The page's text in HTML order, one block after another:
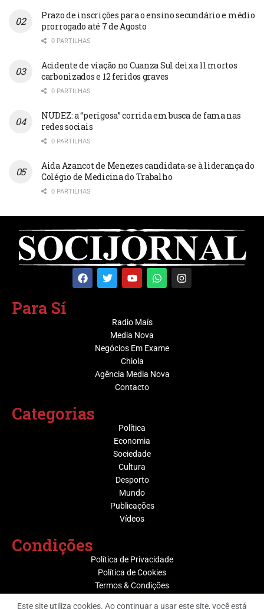
Prazo de inscrições para o ensino secundário e médio
prorrogado até 7 de Agosto
0 PARTILHAS
Acidente de viação no Cuanza Sul deixa 11 mortos
carbonizados e 12 feridos graves
0 PARTILHAS
NUDEZ: a “perigosa” corrida em busca de fama nas
redes sociais
0 PARTILHAS
Aida Azancot de Menezes candidata-se à liderança do
Colégio de Medicina do Trabalho
0 PARTILHAS
Para Sí
Radio Maís
Media Nova
Negócios Em Exame
Chiola
Agência Media Nova
Contacto
Categorias
Política
Economia
Sociedade
Cultura
Desporto
Mundo
Publicações
Vídeos
Condições
Política de Privacidade
Política de Cookies
Termos & Condições
Este site utiliza cookies. Ao continuar a usar este site, você está